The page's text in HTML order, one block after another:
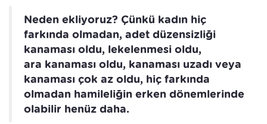
Neden ekliyoruz? Çünkü kadın hiç
farkında olmadan, adet düzensizliği
kanaması oldu, lekelenmesi oldu,
ara kanaması oldu, kanaması uzadı veya
kanaması çok az oldu, hiç farkında
olmadan hamileliğin erken dönemlerinde
olabilir henüz daha.